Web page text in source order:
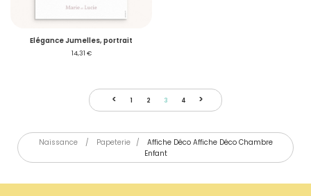
Elégance Jumelles, portrait
14,31 €
< 1 2 3 4 >
Naissance / Papeterie /
Affiche Déco Affiche Déco Chambre
Enfant